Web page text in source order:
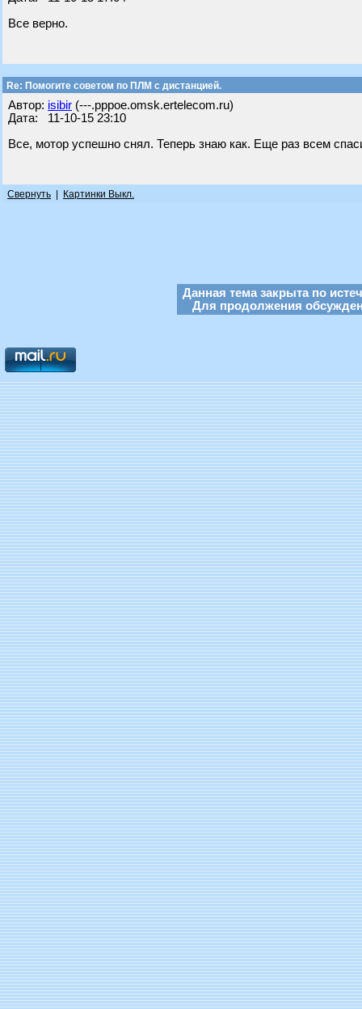
Все верно.
Re: Помогите советом по ПЛМ с дистанцией.
Автор: isibir (---.pppoe.omsk.ertelecom.ru)
Дата: 11-10-15 23:10
Все, мотор успешно снял. Теперь знаю как. Еще раз всем
Свернуть Картинки Выкл.
Данная тема закрыта по
Для продолжения